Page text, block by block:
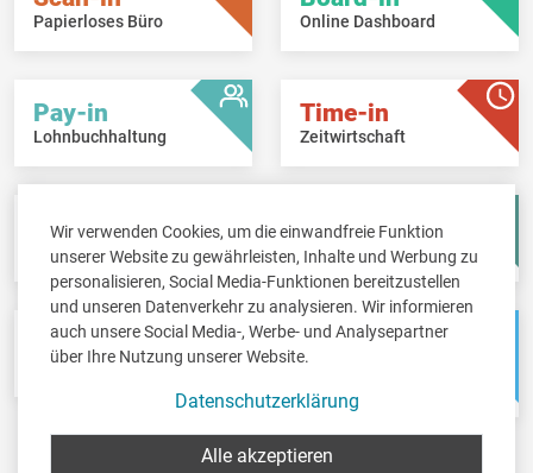
Wir verwenden Cookies, um die einwandfreie Funktion
unserer Website zu gewährleisten, Inhalte und Werbung zu
personalisieren, Social Media-Funktionen bereitzustellen
und unseren Datenverkehr zu analysieren. Wir informieren
auch unsere Social Media-, Werbe- und Analysepartner
über Ihre Nutzung unserer Website.
Datenschutzerklärung
Alle akzeptieren
Papierloses Büro Online Dashboard
Pay-in
Lohnbuchhaltung
Time-in
Zeitwirtschaft
Fisc-in
Steuererklärungen
Account-in
Jahresabschlüsse
Pos-in
Kassensystem
Net-in
Webshops &